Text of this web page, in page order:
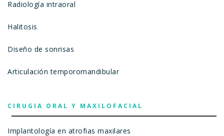
Radiología intraoral
Halitosis
Diseño de sonrisas
Articulación temporomandibular
CIRUGIA ORAL Y MAXILOFACIAL
Implantología en atrofias maxilares